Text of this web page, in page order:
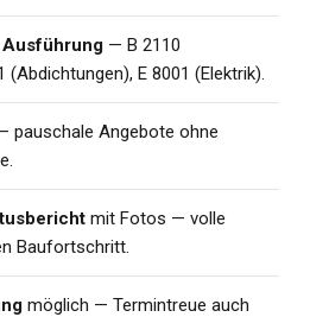
Ausführung — B 2110
(Abdichtungen), E 8001 (Elektrik).
pauschale Angebote ohne
mit Fotos — volle
Baufortschritt.
möglich — Termintreue auch